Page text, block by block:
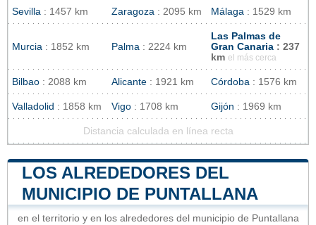
Sevilla : 1457 km Zaragoza : 2095 km Málaga : 1529 km
Murcia : 1852 km Palma : 2224 km
Las Palmas de
Gran Canaria : 237
km el más cerca
Bilbao : 2088 km Alicante : 1921 km Córdoba : 1576 km
Valladolid : 1858 km Vigo : 1708 km Gijón : 1969 km
Distancia calculada en línea recta
LOS ALREDEDORES DEL
MUNICIPIO DE PUNTALLANA
en el territorio y en los alrededores del municipio de Puntallana